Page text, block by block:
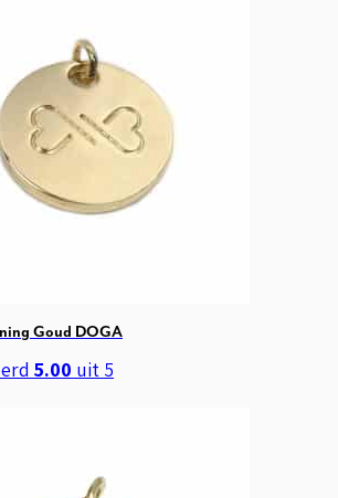
meerdere
variaties.
Deze
optie
kan
gekozen
worden
op
Goud DOGA
5.00 uit 5